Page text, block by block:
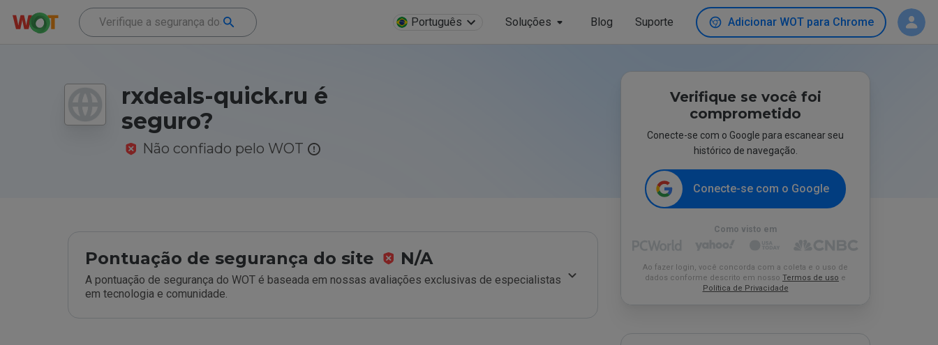
Português Soluções Blog Suporte Adicionar WOT para Chrome
rxdeals-quick.ru é
seguro?
Não confiado pelo WOT
Pontuação de segurança do site N/A
A pontuação de segurança do WOT é baseada em nossas avaliações exclusivas de especialistas
em tecnologia e comunidade.
Verifique se você foi
comprometido
Conecte-se com o Google para escanear seu
histórico de navegação.
Conecte-se com o Google
Como visto em
Ao fazer login, você concorda com a coleta e o uso de
dados conforme descrito em nosso Termos de uso e
Política de Privacidade